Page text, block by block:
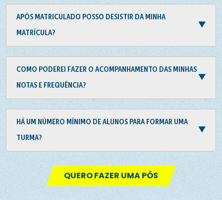
APÓS MATRICULADO POSSO DESISTIR DA MINHA
MATRÍCULA?
COMO PODEREI FAZER O ACOMPANHAMENTO DAS MINHAS
NOTAS E FREQUÊNCIA?
HÁ UM NÚMERO MÍNIMO DE ALUNOS PARA FORMAR UMA
TURMA?
QUERO FAZER UMA PÓS